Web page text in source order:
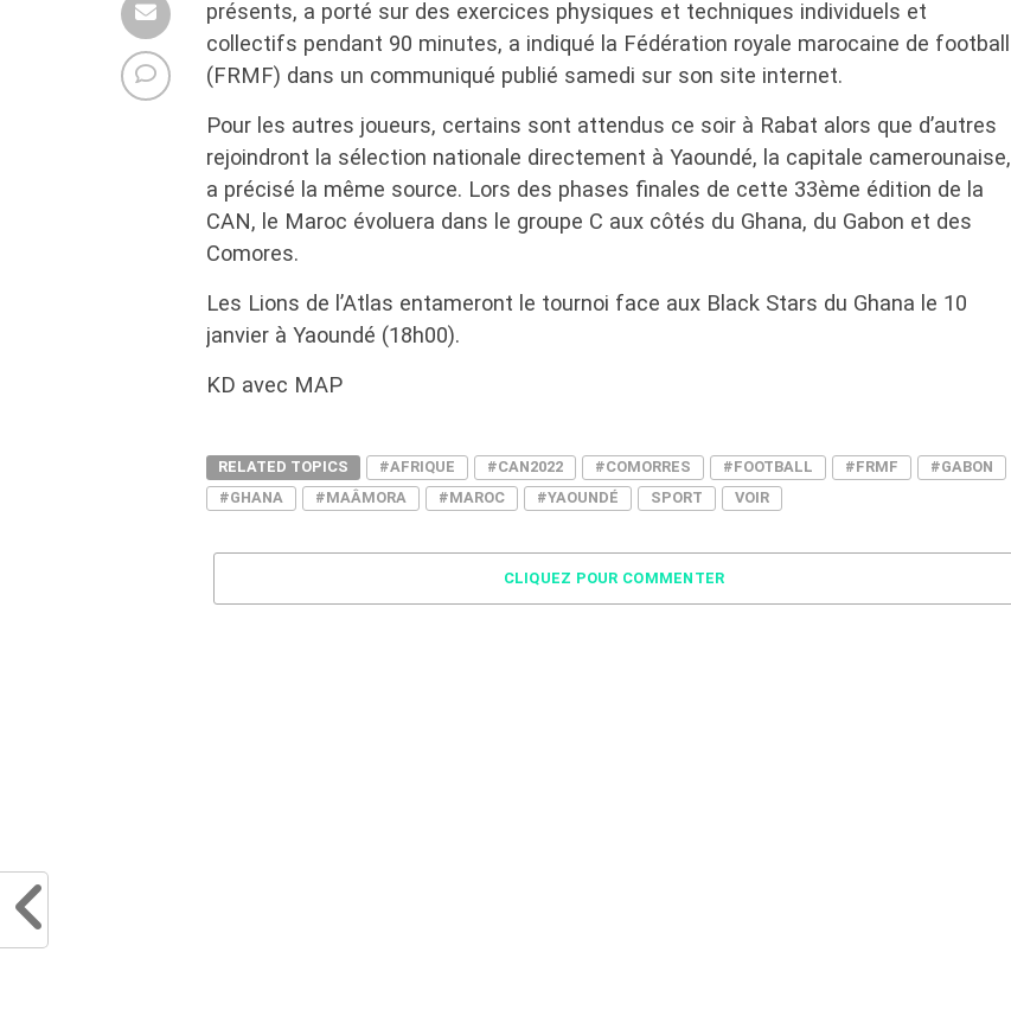
présents, a porté sur des exercices physiques et techniques individuels et
collectifs pendant 90 minutes, a indiqué la Fédération royale marocaine de football
(FRMF) dans un communiqué publié samedi sur son site internet.
Pour les autres joueurs, certains sont attendus ce soir à Rabat alors que d’autres
rejoindront la sélection nationale directement à Yaoundé, la capitale camerounaise,
a précisé la même source. Lors des phases finales de cette 33ème édition de la
CAN, le Maroc évoluera dans le groupe C aux côtés du Ghana, du Gabon et des
Comores.
Les Lions de l’Atlas entameront le tournoi face aux Black Stars du Ghana le 10
janvier à Yaoundé (18h00).
KD avec MAP
RELATED TOPICS #AFRIQUE #CAN2022 #COMORRES #FOOTBALL #FRMF
#GABON
#GHANA
#MAÂMORA #MAROC #YAOUNDÉ SPORT VOIR
CLIQUEZ POUR COMMENTER